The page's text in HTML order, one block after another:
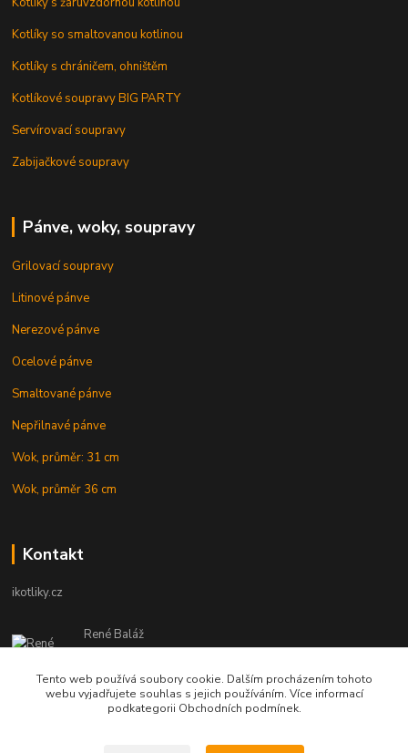
Kotlíky so smaltovanou kotlinou
Kotlíky s chráničem, ohništěm
Kotlíkové soupravy BIG PARTY
Servírovací soupravy
Zabijačkové soupravy
Pánve, woky, soupravy
Grilovací soupravy
Litinové pánve
Nerezové pánve
Ocelové pánve
Smaltované pánve
Nepřilnavé pánve
Wok, průměr: 31 cm
Wok, průměr 36 cm
Kontakt
ikotliky.cz
René Baláž
Eshop: +421 902 212 007
od 8:00 - do 16:00 hod
info@ikotliky.cz
Tento web používá soubory cookie. Dalším procházením tohoto
webu vyjadřujete souhlas s jejich používáním. Více informací
podkategorii Obchodních podmínek.